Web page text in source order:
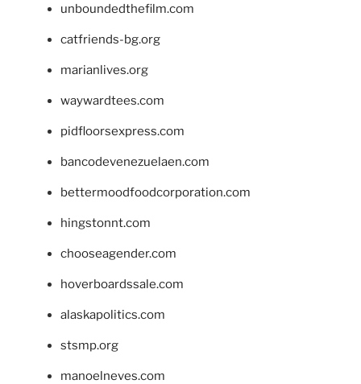
unboundedthefilm.com
catfriends-bg.org
marianlives.org
waywardtees.com
pidfloorsexpress.com
bancodevenezuelaen.com
bettermoodfoodcorporation.com
hingstonnt.com
chooseagender.com
hoverboardssale.com
alaskapolitics.com
stsmp.org
manoelneves.com